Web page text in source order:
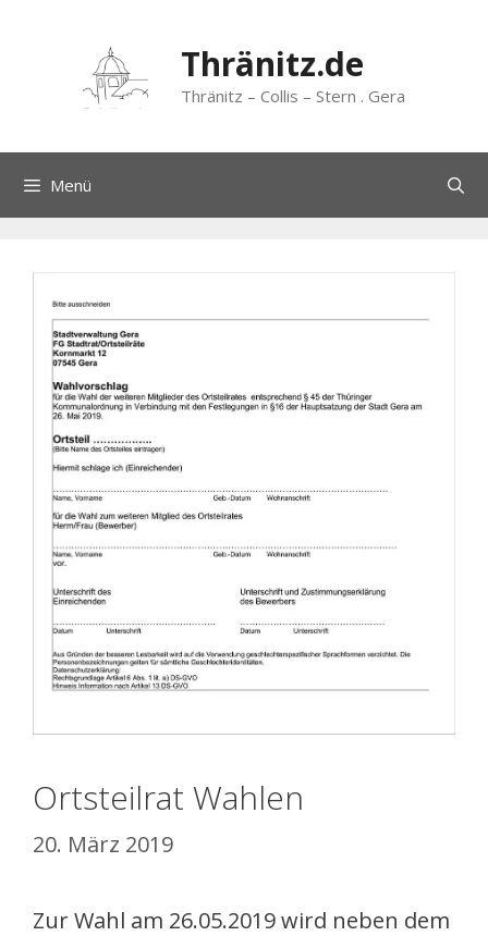
springen
Thränitz.de
Thränitz – Collis – Stern . Gera
Menü
Ortsteilrat Wahlen
20. März 2019
Zur Wahl am 26.05.2019 wird neben dem